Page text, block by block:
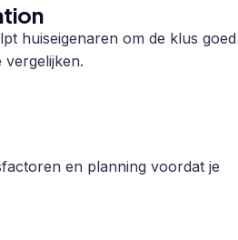
huiseigenaren om de klus goed
en planning voordat je